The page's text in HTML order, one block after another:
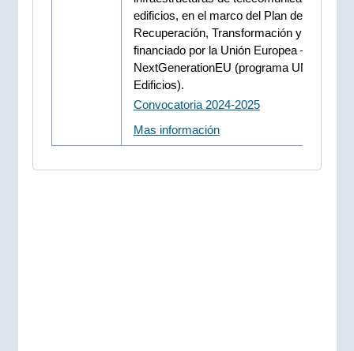
edificios, en el marco del Plan de
Recuperación, Transformación y
financiado por la Unión Europea –
NextGenerationEU (programa UNICO
Edificios).
Convocatoria 2024-2025
Mas información